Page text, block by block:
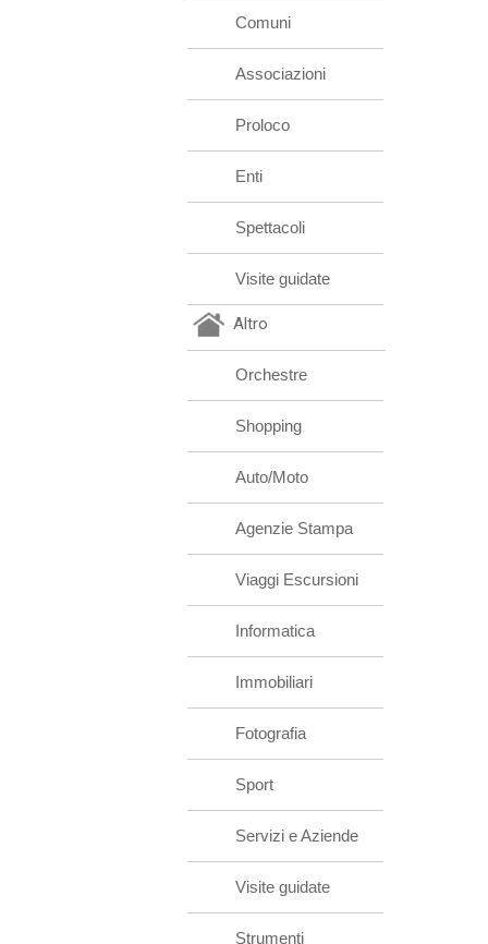
Comuni
Associazioni
Proloco
Enti
Spettacoli
Visite guidate
Altro
Orchestre
Shopping
Auto/Moto
Agenzie Stampa
Viaggi Escursioni
Informatica
Immobiliari
Fotografia
Sport
Servizi e Aziende
Visite guidate
Strumenti